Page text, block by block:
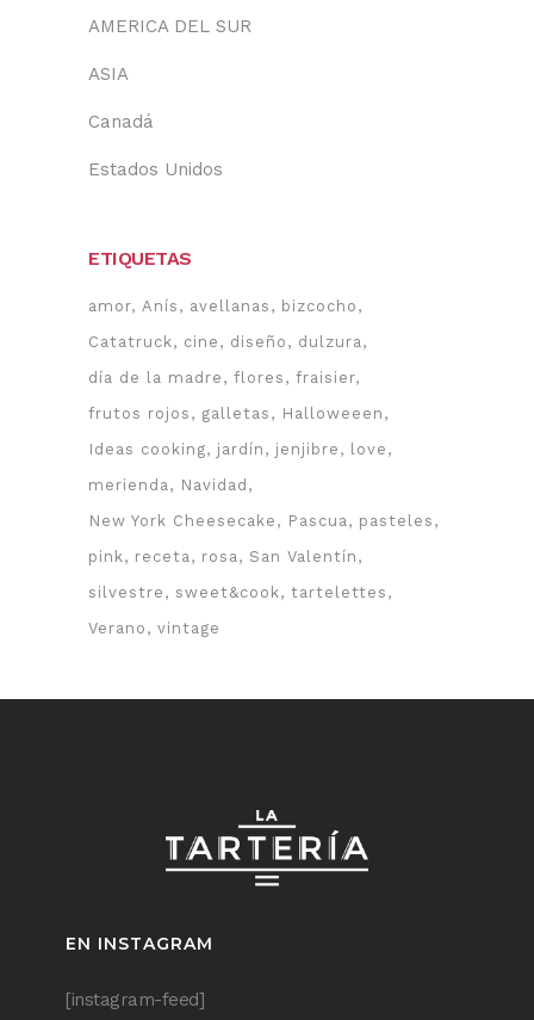
AMERICA DEL SUR
ASIA
Canadá
Estados Unidos
ETIQUETAS
amor Anís avellanas
bizcocho
Catatruck
cine diseño
dulzura
día de la madre
flores
fraisier
frutos rojos
galletas
Halloweeen
Ideas cooking
jardín jenjibre
love
merienda
Navidad
New York Cheesecake
Pascua
pasteles
pink
receta rosa
San Valentín
silvestre
sweet&cook
tartelettes
Verano
vintage
EN INSTAGRAM
[instagram-feed]